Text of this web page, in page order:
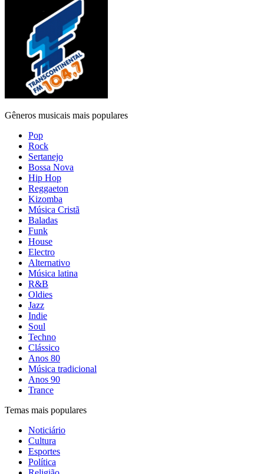
Gêneros musicais mais populares
Pop
Rock
Sertanejo
Bossa Nova
Hip Hop
Reggaeton
Kizomba
Música Cristã
Baladas
Funk
House
Electro
Alternativo
Música latina
R&B
Oldies
Jazz
Indie
Soul
Techno
Clássico
Anos 80
Música tradicional
Anos 90
Trance
Temas mais populares
Noticiário
Cultura
Esportes
Política